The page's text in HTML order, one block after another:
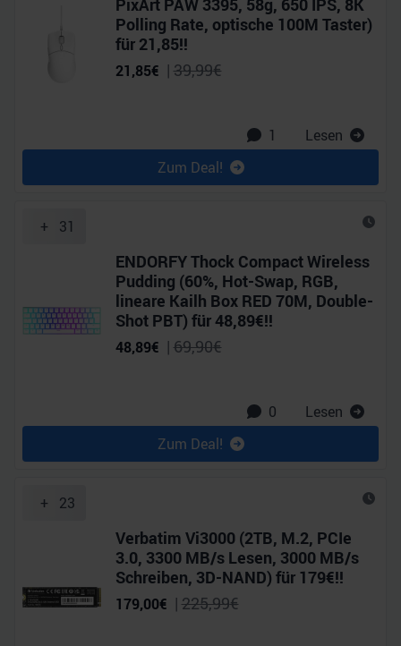
PixArt PAW 3395, 58g, 650 IPS, 8K
Polling Rate, optische 100M Taster)
für 21,85!!
21,85€ | 39,99€
1
Lesen
Zum Deal!
+ 31
ENDORFY Thock Compact Wireless
Pudding (60%, Hot-Swap, RGB,
lineare Kailh Box RED 70M, Double-
Shot PBT) für 48,89€!!
48,89€ | 69,90€
0
Lesen
Zum Deal!
+ 23
Verbatim Vi3000 (2TB, M.2, PCIe
3.0, 3300 MB/s Lesen, 3000 MB/s
Schreiben, 3D-NAND) für 179€!!
179,00€ | 225,99€